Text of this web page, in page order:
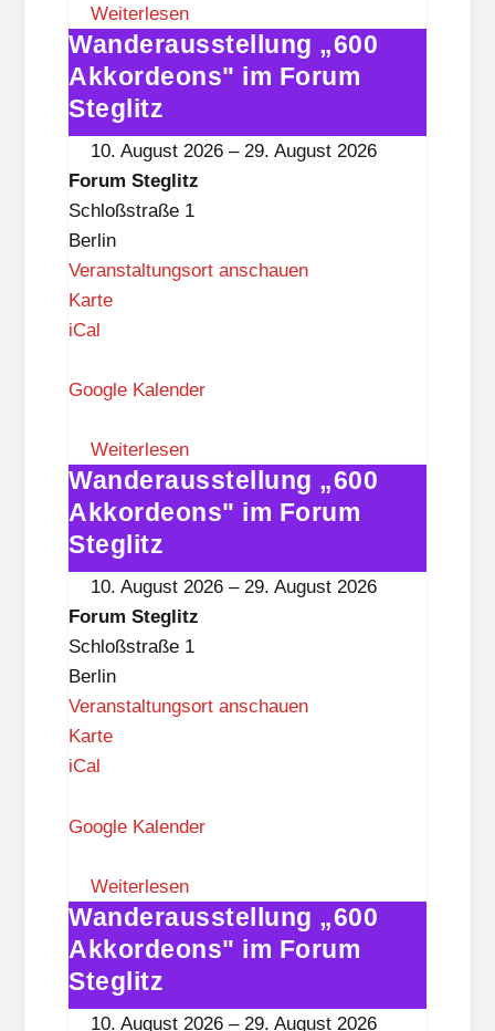
S
t
e
g
l
i
t
z
Weiterlesen
Wanderausstellung
„600
Akkordeons"
im
Forum
Steglitz
Wanderausstellung „600
Akkordeons" im Forum
Steglitz
10. August 2026 –29. August 2026
Forum Steglitz
Schloßstraße 1
Berlin
Veranstaltungsort anschauen
KarteF
u
S
t
e
g
l
i
t
z
iCal
Google Kalender
Weiterlesen
Wanderausstellung
„600
Akkordeons"
im
Forum
Steglitz
Wanderausstellung „600
Akkordeons" im Forum
Steglitz
10. August 2026 –29. August 2026
Forum Steglitz
Schloßstraße 1
Berlin
Veranstaltungsort anschauen
KarteF
u
S
t
e
g
l
iCal
Google Kalender
Weiterlesen
Wanderausstellung
„600
Akkordeons"
im
Wanderausstellung „600
Akkordeons" im Forum
Steglitz
10. August 2026 –29. August 2026